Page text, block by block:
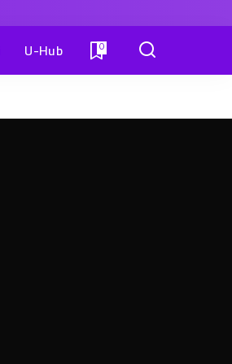
U-Hub 0